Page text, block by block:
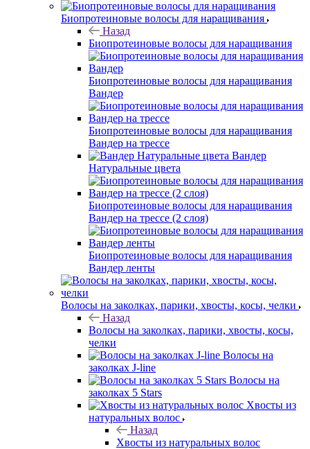
Биопротеиновые волосы для наращивания
Назад
Биопротеиновые волосы для наращивания
Биопротеиновые волосы для наращивания
Вандер
Биопротеиновые волосы для наращивания
Вандер на трессе
Вандер
Натуральные цвета
Биопротеиновые волосы для наращивания
Вандер на трессе (2 слоя)
Биопротеиновые волосы для наращивания
Вандер ленты
Волосы на заколках, парики, хвосты, косы, челки
Назад
Волосы на заколках, парики, хвосты, косы,
челки
Волосы на
заколках J-line
Волосы на
заколках 5 Stars
Хвосты из
натуральных волос
Назад
Хвосты из натуральных волос